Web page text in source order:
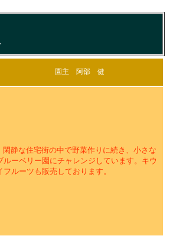
園主 阿部 健
閑静な住宅街の中で野菜作りに続き、小さな
ルーベリー園にチャレンジしています。キウ
フルーツも販売しております。